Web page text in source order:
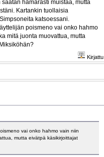
hämärästi muistaa, mutta
Kartankin tuollaisia
katsoessani.
poismeno vai onko hahmo
mitä juonta muovattua, mutta
Kirjattu
vai onko hahmo vain niin
mutta eivätpä käsikirjoittajat